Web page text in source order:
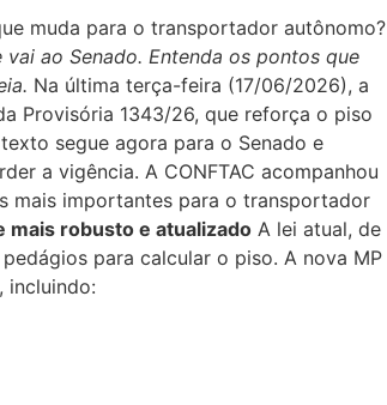
muda para o transportador autônomo?
ao Senado. Entenda os pontos que
Na última terça-feira (17/06/2026), a
Provisória 1343/26, que reforça o piso
segue agora para o Senado e
a vigência. A CONFTAC acompanhou
mais importantes para o transportador
mais robusto e atualizado A lei atual, de
para calcular o piso. A nova MP
incluindo: